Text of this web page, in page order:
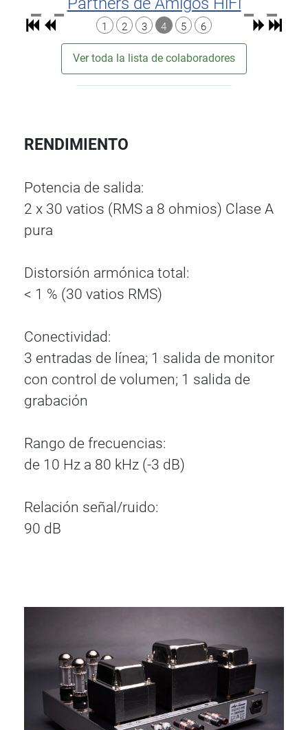
1 2 3 4 5 6
Ver toda la lista de colaboradores
RENDIMIENTO
Potencia de salida:
2 x 30 vatios (RMS a 8 ohmios) Clase A
pura
Distorsión armónica total:
< 1 % (30 vatios RMS)
Conectividad:
3 entradas de línea; 1 salida de monitor
con control de volumen; 1 salida de
grabación
Rango de frecuencias:
de 10 Hz a 80 kHz (-3 dB)
Relación señal/ruido:
90 dB